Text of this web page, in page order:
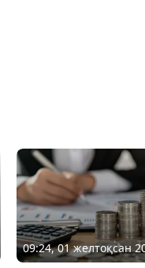
09:24, 01 желтоқсан